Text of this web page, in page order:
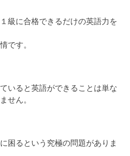
級に合格できるだけの英語力を
です。
いると英語ができることは単な
せん。
困るという究極の問題がありま